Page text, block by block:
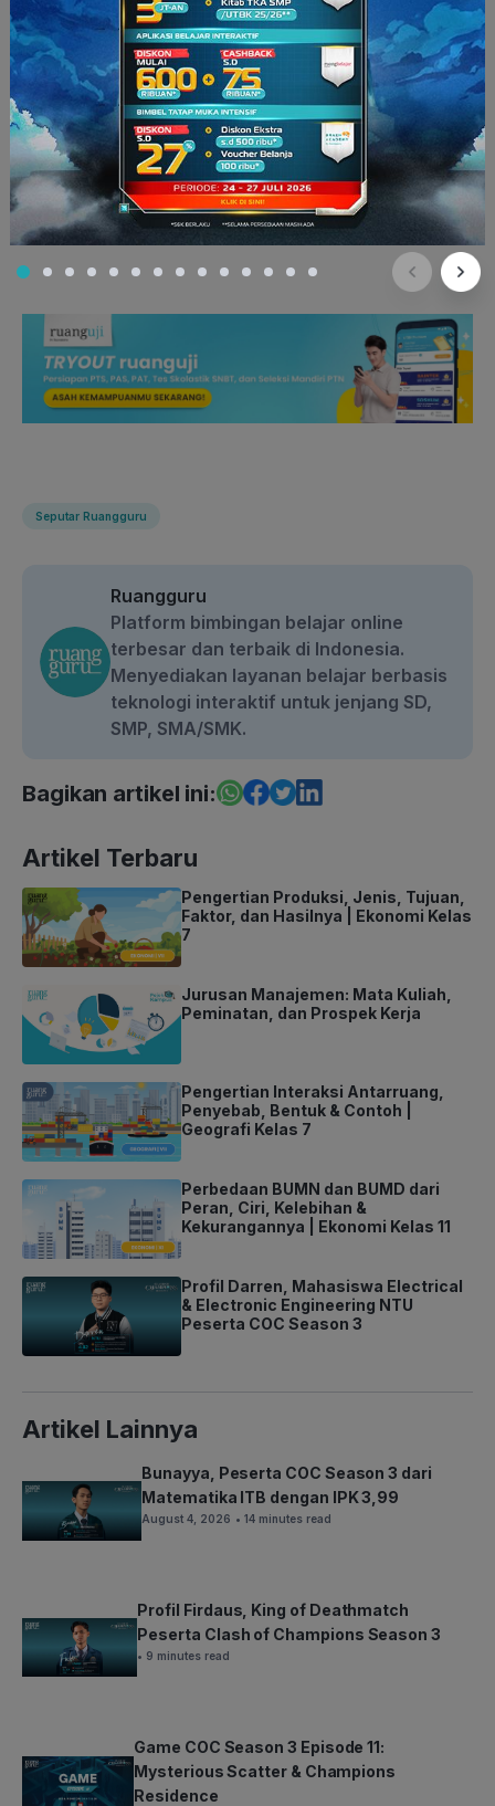
Perlu kamu ketahui, Tryout UTBK di ruanguji menggunakan
sistem yang mirip dengan UTBK aslinya,lho. Sistem
penilaiannya pun mengikuti sistem pada UTBK sebenarnya.
, kamu bisa langsung tahu kemampuan dan skor UTBK
kamu.
Buat kamu yang ketinggalanTryout UTBK2021 Episode 1
kemarin,
nggakusah khawatir. Masih ada kesempatan untuk
kamu mengikuti Episode 2. Tunggu kabar selanjutnya di
media sosial Ruangguru ya!
Seputar Ruangguru
Ruangguru
Platform bimbingan belajar online
terbesar dan terbaik di Indonesia.
Menyediakan layanan belajar berbasis
teknologi interaktif untuk jenjang SD,
SMP, SMA/SMK.
Bagikan artikel ini:
Artikel Terbaru
Pengertian Produksi, Jenis, Tujuan,
Faktor, dan Hasilnya | Ekonomi Kelas
7
Jurusan Manajemen: Mata Kuliah,
Peminatan, dan Prospek Kerja
Pengertian Interaksi Antarruang,
Penyebab, Bentuk & Contoh |
Geografi Kelas 7
Perbedaan BUMN dan BUMD dari
Peran, Ciri, Kelebihan &
Kekurangannya | Ekonomi Kelas 11
Profil Darren, Mahasiswa Electrical
& Electronic Engineering NTU
Peserta COC Season 3
Artikel Lainnya
Bunayya, Peserta COC Season 3 dari
Matematika ITB dengan IPK 3,99
August 4, 2026 • 14 minutes read
Profil Firdaus, King of Deathmatch
Peserta Clash of Champions Season 3
• 9 minutes read
Game COC Season 3 Episode 11:
Mysterious Scatter & Champions
Residence